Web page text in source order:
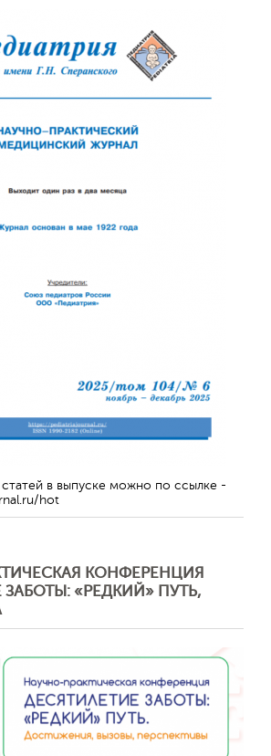
статей в выпуске можно по ссылке -
hot
КОНФЕРЕНЦИЯ
«РЕДКИЙ» ПУТЬ,